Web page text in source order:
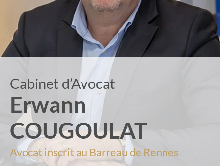
Cabinet d’Avocat
Erwann
COUGOULAT
Avocat inscrit au Barreau de Rennes